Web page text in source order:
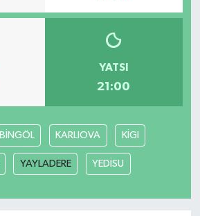
YATSI
21:00
BİNGÖL KARLIOVA KİGI
YAYLADERE YEDİSU